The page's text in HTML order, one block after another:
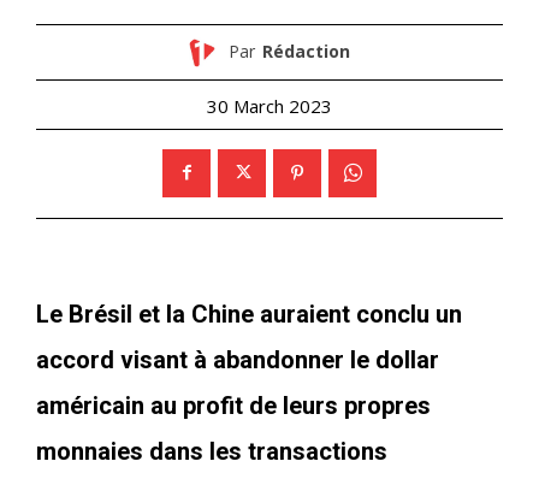
Par Rédaction
30 March 2023
Le Brésil et la Chine auraient conclu un
accord visant à abandonner le dollar
américain au profit de leurs propres
monnaies dans les transactions